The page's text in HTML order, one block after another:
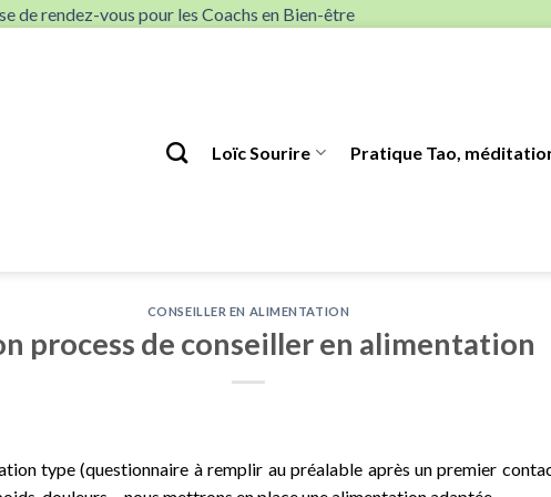
de rendez-vous pour les Coachs en Bien-être
Loïc Sourire Pratique Tao,
CONSEILLER EN ALIMENTATION
process de conseiller en alimentation
type (questionnaire à remplir au préalable après un premier